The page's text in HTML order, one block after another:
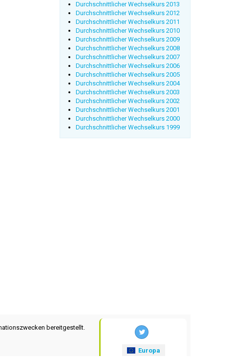
Durchschnittlicher Wechselkurs 2013
Durchschnittlicher Wechselkurs 2012
Durchschnittlicher Wechselkurs 2011
Durchschnittlicher Wechselkurs 2010
Durchschnittlicher Wechselkurs 2009
Durchschnittlicher Wechselkurs 2008
Durchschnittlicher Wechselkurs 2007
Durchschnittlicher Wechselkurs 2006
Durchschnittlicher Wechselkurs 2005
Durchschnittlicher Wechselkurs 2004
Durchschnittlicher Wechselkurs 2003
Durchschnittlicher Wechselkurs 2002
Durchschnittlicher Wechselkurs 2001
Durchschnittlicher Wechselkurs 2000
Durchschnittlicher Wechselkurs 1999
bereitgestellt.
Europa